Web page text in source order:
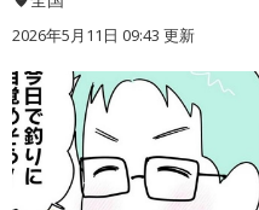
2026年5月11日 09:43 更新